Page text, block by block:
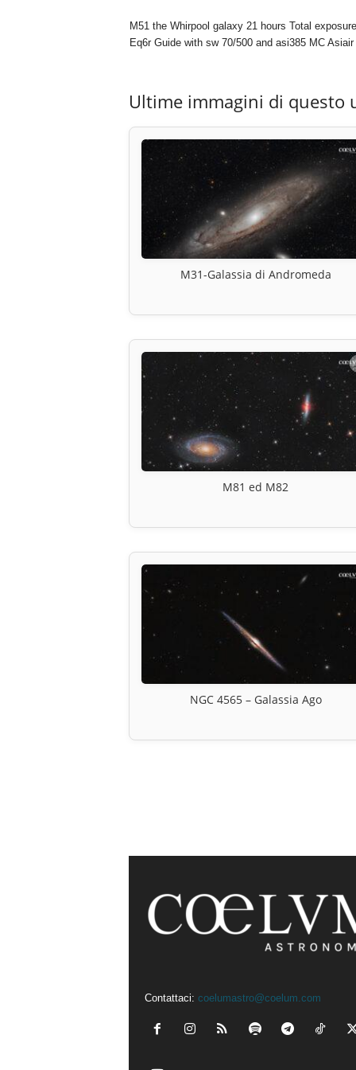
M51 the Whirpool galaxy 21 hours Total
Eq6r Guide with sw 70/500 and asi385 MC
Ultime immagini di questo
M31-Galassia di Andromeda
M81 ed M82
NGC 4565 – Galassia Ago
Contattaci: coelumastro@coelum.com